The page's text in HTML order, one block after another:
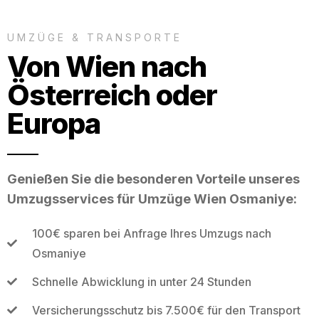
UMZÜGE & TRANSPORTE
Von Wien nach
Österreich oder
Europa
Genießen Sie die besonderen Vorteile unseres
Umzugsservices für Umzüge Wien Osmaniye:
100€ sparen bei Anfrage Ihres Umzugs nach
Osmaniye
Schnelle Abwicklung in unter 24 Stunden
Versicherungsschutz bis 7.500€ für den Transport